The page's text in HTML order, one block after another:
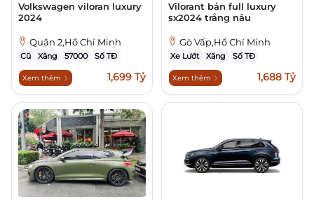
Volkswagen viloran luxury
2024
Quận 2,Hồ Chí Minh
Cũ Xăng 57000 Số TĐ
Xem thêm 1,699 Tỷ
Vilorant bản full luxury
sx2024 trắng nâu
Gò Vấp,Hồ Chí Minh
Xe Lướt Xăng Số TĐ
Xem thêm 1,688 Tỷ